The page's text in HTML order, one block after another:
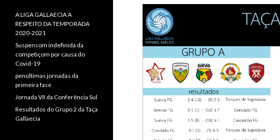
A LIGA GALLAECIA A
RESPEITO DA TEMPORADA
2020-2021
Suspensom indefinida da
competiçom por causa do
Covid-19
penúltimas jornadas da
primeira fase
Jornada VII da Conferência Sul
Resultados do Grupo 2 da Taça
Gallaecia